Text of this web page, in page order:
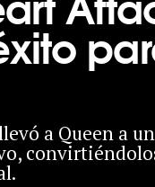
a Queen a